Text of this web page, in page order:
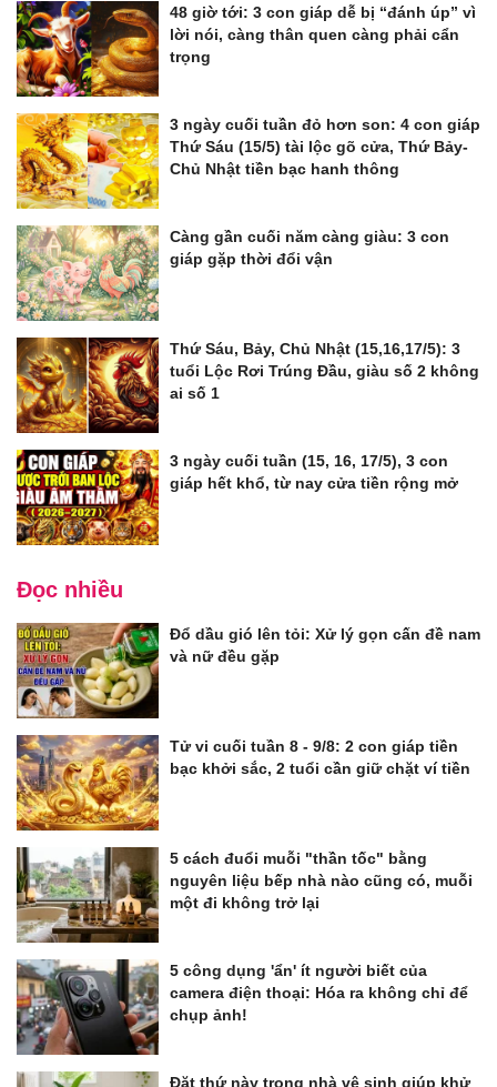
48 giờ tới: 3 con giáp dễ bị “đánh úp” vì
lời nói, càng thân quen càng phải cẩn
trọng
3 ngày cuối tuần đỏ hơn son: 4 con giáp
Thứ Sáu (15/5) tài lộc gõ cửa, Thứ Bảy-
Chủ Nhật tiền bạc hanh thông
Càng gần cuối năm càng giàu: 3 con
giáp gặp thời đổi vận
Thứ Sáu, Bảy, Chủ Nhật (15,16,17/5): 3
tuổi Lộc Rơi Trúng Đầu, giàu số 2 không
ai số 1
3 ngày cuối tuần (15, 16, 17/5), 3 con
giáp hết khổ, từ nay cửa tiền rộng mở
Đọc nhiều
Đổ dầu gió lên tỏi: Xử lý gọn cấn đề nam
và nữ đều gặp
Tử vi cuối tuần 8 - 9/8: 2 con giáp tiền
bạc khởi sắc, 2 tuổi cần giữ chặt ví tiền
5 cách đuổi muỗi "thần tốc" bằng
nguyên liệu bếp nhà nào cũng có, muỗi
một đi không trở lại
5 công dụng 'ẩn' ít người biết của
camera điện thoại: Hóa ra không chỉ để
chụp ảnh!
Đặt thứ này trong nhà vệ sinh giúp khử